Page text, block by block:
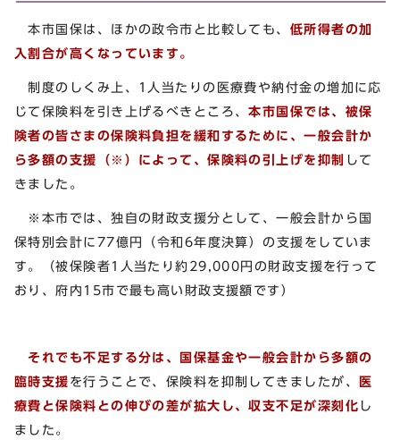
本市国保は、ほかの政令市と比較しても、 低所得者の加
入割合が高くなっています。
制度のしくみ上、1人当たりの医療費や納付金の増加に応
じて保険料を引き上げるべきところ、本市国保では、被保
険者の皆さまの保険料負担を緩和するために、一般会計か
ら多額の支援（※）によって、保険料の引上げを抑制
して
きました。
※本市では、独自の財政支援分として、一般会計から国
保特別会計に77億円（令和6年度決算）の支援をしていま
す。（被保険者1人当たり約29,000円の財政支援を行って
おり、府内15市で最も高い財政支援額です）
それでも不足する分は、国保基金や一般会計から多額の
臨時支援 を行うことで、保険料を抑制してきましたが、
医
療費と保険料との伸びの差が拡大し、収支不足が深刻化 し
ました。